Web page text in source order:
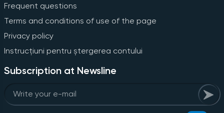
Frequent questions
Terms and conditions of use of the page
Privacy policy
Instrucțiuni pentru ștergerea contului
Subscription at Newsline